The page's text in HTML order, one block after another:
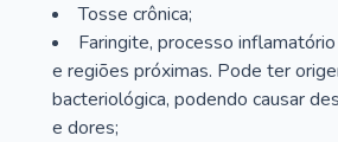
Tosse crônica;
Faringite, processo
e regiões próximas. Pode ter
bacteriológica, podendo causar
e dores;